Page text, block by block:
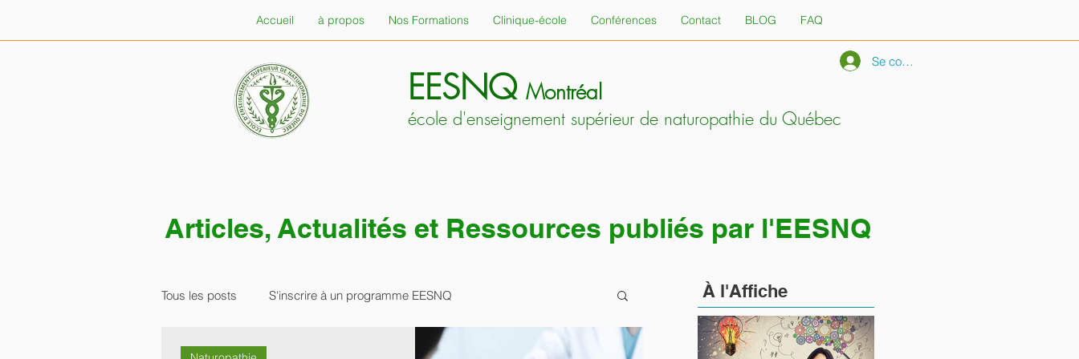
Accueil à propos Nos Formations Clinique-école Conférences Contact BLOG FAQ
Se connecter
école d'enseignement supérieur de naturopathie du Québec
EESNQ Montréal
Articles, Actualités et Ressources publiés par l'EESNQ
Tous les posts S'inscrire à un programme EESNQ À l'Affiche